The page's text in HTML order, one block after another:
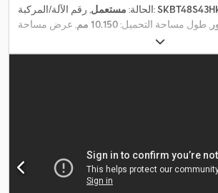
الحالة: مستعمل , رقم الآلة/المركبة:
, طول مساحة التحميل:10.150 مم
, عرض مساحة
, ارتفاع مساحة التحميل: